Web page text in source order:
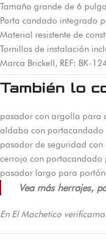
Tamaño grande de 6
Porta candado integrado
Material resistente de
Tornillos de instalación
Marca Brickell, REF: BK-
También lo
pasador con argolla para
aldaba con portacandado
pasador de seguridad con
cerrojo con portacandado
pasador largo para portón
Vea más herrajes,
En El Machetico